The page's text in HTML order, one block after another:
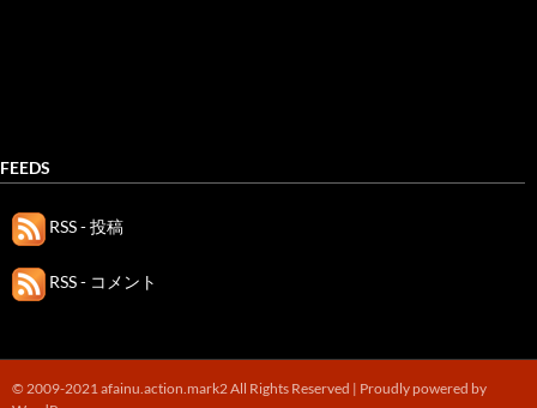
FEEDS
RSS - 投稿
RSS - コメント
© 2009-2021 afainu.action.mark2 All Rights Reserved | Proudly powered by